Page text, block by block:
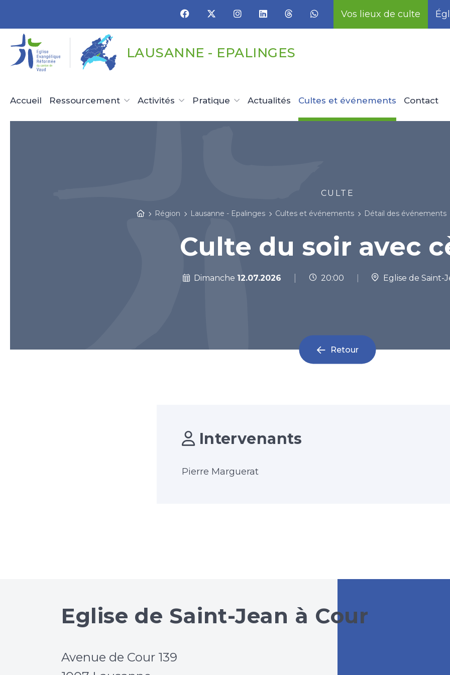
Vos lieux de culte
LAUSANNE - EPALINGES
Accueil Ressourcement Activités Pratique Actualités Cultes et événements Contact
CULTE
Région Lausanne - Epalinges Cultes et événements Détail des événements
Culte du soir avec
Dimanche 12.07.2026 | 20:00 Eglise de Saint-
Retour
Intervenants
Pierre Marguerat
Eglise de Saint-Jean à Cour
Avenue de Cour 139